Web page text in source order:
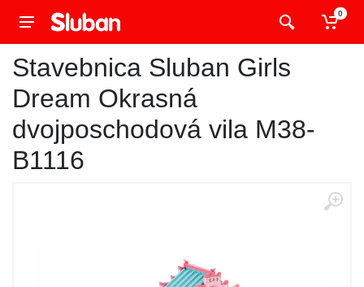
0
Stavebnica Sluban Girls
Dream Okrasná
dvojposchodová vila M38-
B1116